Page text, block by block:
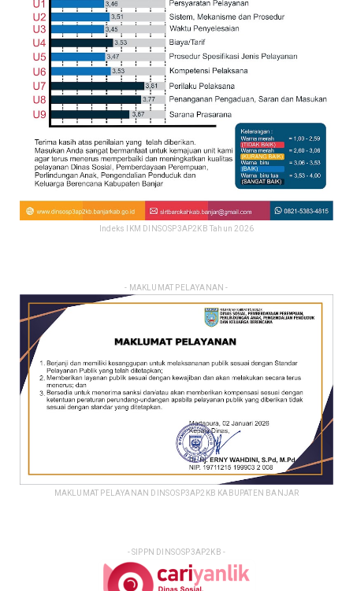
Indeks IKM DINSOSP3AP2KB Tahun 2026
- MAKLUMAT PELAYANAN -
MAKLUMAT PELAYANAN DINSOSP3AP2KB KABUPATEN BANJAR
- SIPPN DINSOSP3AP2KB -